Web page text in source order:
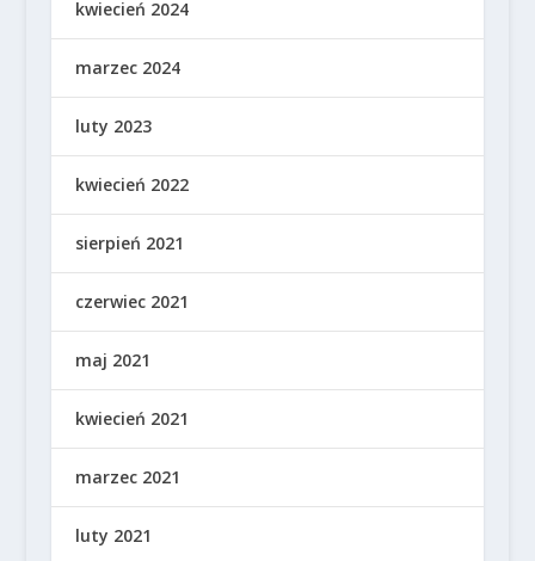
kwiecień 2024
marzec 2024
luty 2023
kwiecień 2022
sierpień 2021
czerwiec 2021
maj 2021
kwiecień 2021
marzec 2021
luty 2021